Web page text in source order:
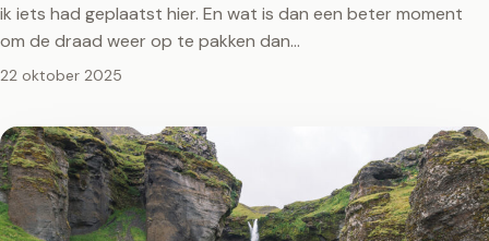
ik iets had geplaatst hier. En wat is dan een beter moment
om de draad weer op te pakken dan…
22 oktober 2025